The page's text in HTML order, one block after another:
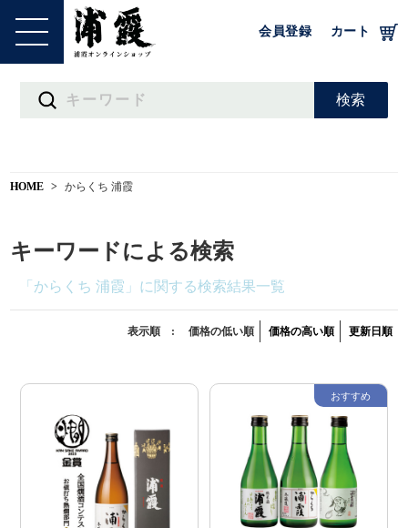
会員登録 カート
HOME からくち 浦霞
キーワードによる検索
「からくち 浦霞」に関する検索結果一覧
表示順 : 価格の低い順 価格の高い順 更新日順